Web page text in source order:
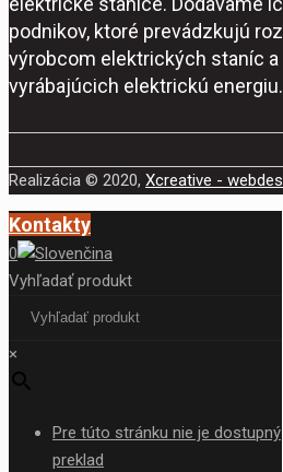
podnikov, ktoré prevádzkujú
výrobcom elektrických staníc a
vyrábajúcich elektrickú energiu.
Realizácia © 2020, Xcreative -
Kontakty
0
Vyhľadať produkt
×
Pre túto stránku nie je dostupný
preklad